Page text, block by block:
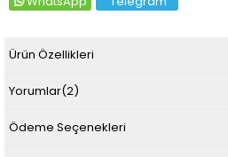
Ürün Özellikleri
Yorumlar(2)
Ödeme Seçenekleri